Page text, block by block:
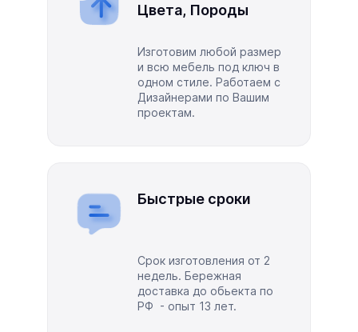
Цвета, Породы
Изготовим любой размер
и всю мебель под ключ в
одном стиле. Работаем с
Дизайнерами по Вашим
проектам.
Быстрые сроки
Срок изготовления от 2
недель. Бережная
доставка до обьекта по
РФ - опыт 13 лет.